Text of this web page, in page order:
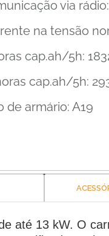
via
na tensão
cap.ah/5h:
cap.ah/5h:
de armário: A19
até 13 kW. O